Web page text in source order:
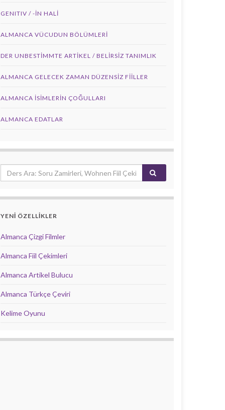
GENITIV / -İN HALİ
ALMANCA VÜCUDUN BÖLÜMLERI
DER UNBESTIMMTE ARTIKEL / BELIRSIZ TANIMLIK
ALMANCA GELECEK ZAMAN DÜZENSIZ FIILLER
ALMANCA İSIMLERIN ÇOĞULLARI
ALMANCA EDATLAR
YENİ ÖZELLİKLER
Almanca Çizgi Filmler
Almanca Fiil Çekimleri
Almanca Artikel Bulucu
Almanca Türkçe Çeviri
Kelime Oyunu